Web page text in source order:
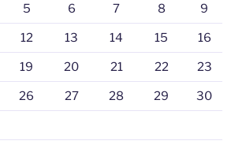
5 6 7 8 9
12 13 14 15 16
19 20 21 22 23
26 27 28 29 30